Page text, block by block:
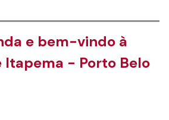
e bem-vindo à
Itapema - Porto Belo